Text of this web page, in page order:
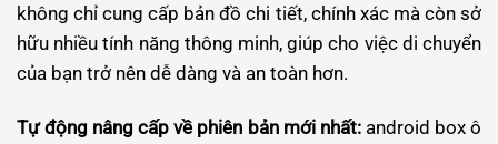
không chỉ cung cấp bản đồ chi tiết, chính xác mà còn sở
hữu nhiều tính năng thông minh, giúp cho việc di chuyển
của bạn trở nên dễ dàng và an toàn hơn.
Tự động nâng cấp về phiên bản mới nhất: android box ô